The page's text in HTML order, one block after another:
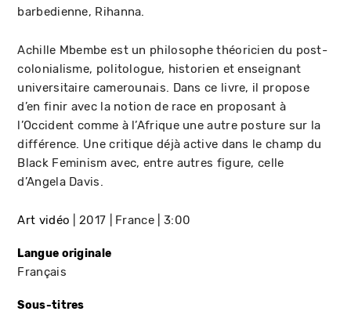
barbedienne, Rihanna.
Achille Mbembe est un philosophe théoricien du post-
colonialisme, politologue, historien et enseignant
universitaire camerounais. Dans ce livre, il propose
d’en finir avec la notion de race en proposant à
l’Occident comme à l’Afrique une autre posture sur la
différence. Une critique déjà active dans le champ du
Black Feminism avec, entre autres figure, celle
d’Angela Davis.
Art vidéo 2017 France 3:00
Langue originale
Français
Sous-titres